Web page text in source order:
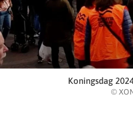
Koningsdag
©